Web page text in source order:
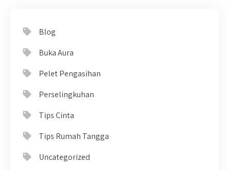
Blog
Buka Aura
Pelet Pengasihan
Perselingkuhan
Tips Cinta
Tips Rumah Tangga
Uncategorized